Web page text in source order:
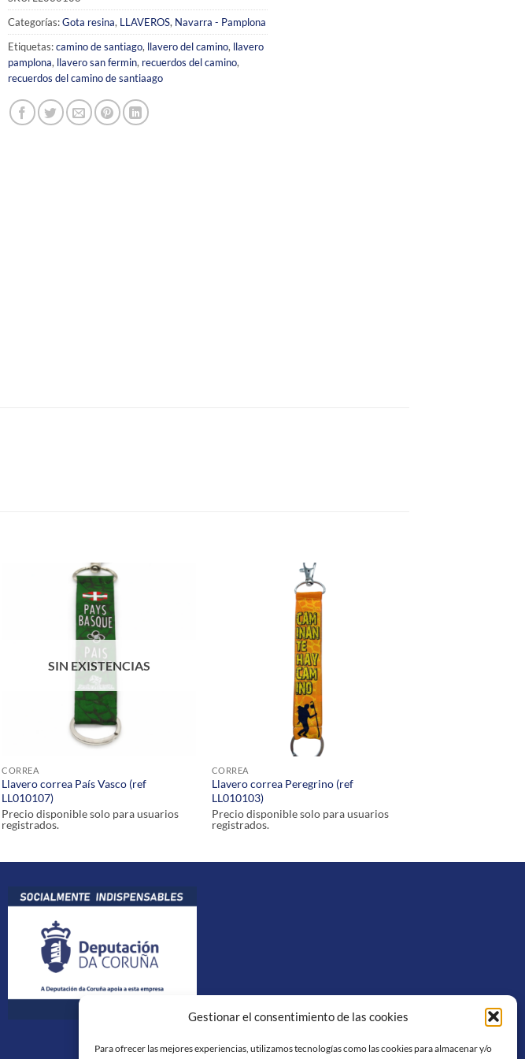
Gestionar el consentimiento de las cookies
Para ofrecer las mejores experiencias, utilizamos tecnologías como las cookies para almacenar y/o
Categorías:Gota resina, LLAVEROS, Navarra - Pamplona
Etiquetas:camino de santiago, llavero del camino, llavero
pamplona, llavero san fermin, recuerdos del camino,
recuerdos del camino de santiaago
SIN EXISTENCIAS
CORREA
Llavero correa País Vasco (ref
LL010107)
Precio disponible solo para usuarios
registrados.
CORREA
Llavero correa Peregrino (ref
LL010103)
Precio disponible solo para usuarios
registrados.